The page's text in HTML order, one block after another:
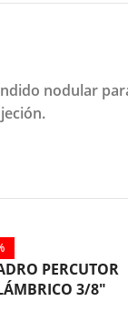
nodular
PERCUTOR
3/8″